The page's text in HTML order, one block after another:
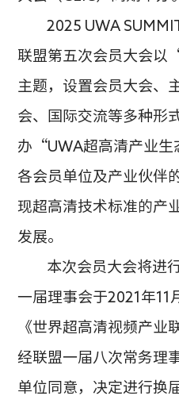
2025 UWA
联盟第五次会员大会
主题，设置会员大会、
会、国际交流等多种形
办“UWA超高清产业
各会员单位及产业伙伴
现超高清技术标准的产
发展。
本次会员大会将进
一届理事会于2021年11
《世界超高清视频产业
经联盟一届八次常务理
单位同意，决定进行换